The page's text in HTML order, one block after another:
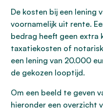
De kosten bij een lening
voornamelijk uit rente.
bedrag heeft geen extra
taxatiekosten of
een lening van 20.000
de gekozen looptijd.
Om een beeld te geven
hieronder een overzicht